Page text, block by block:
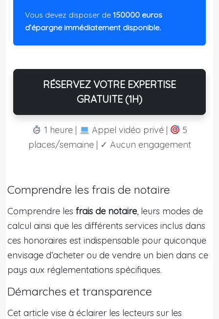
Vous devez disposer de 150000 euros
d’épargne immédiatement disponible.
RÉSERVEZ VOTRE EXPERTISE
GRATUITE (1H)
1 heure | Appel vidéo privé |
5
places/semaine | ✓ Aucun engagement
Comprendre les frais de notaire
Comprendre les frais de notaire, leurs modes de
calcul ainsi que les différents services inclus dans
ces honoraires est indispensable pour quiconque
envisage d’acheter ou de vendre un bien dans ce
pays aux réglementations spécifiques.
Démarches et transparence
Cet article vise à éclairer les lecteurs sur les